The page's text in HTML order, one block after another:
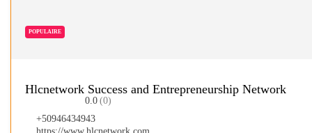
POPULAIRE
Hlcnetwork Success and Entrepreneurship Network
0.0 (0)
+50946434943